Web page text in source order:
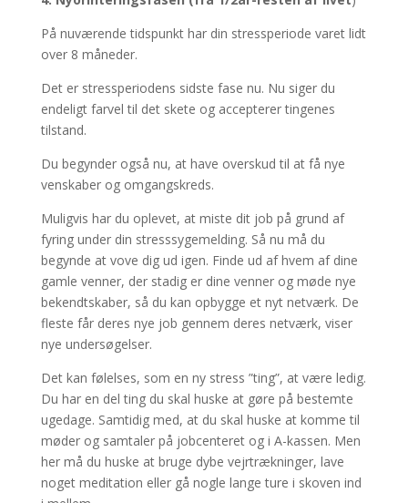
På nuværende tidspunkt har din stressperiode varet lidt
over 8 måneder.
Det er stressperiodens sidste fase nu. Nu siger du
endeligt farvel til det skete og accepterer tingenes
tilstand.
Du begynder også nu, at have overskud til at få nye
venskaber og omgangskreds.
Muligvis har du oplevet, at miste dit job på grund af
fyring under din stresssygemelding. Så nu må du
begynde at vove dig ud igen. Finde ud af hvem af dine
gamle venner, der stadig er dine venner og møde nye
bekendtskaber, så du kan opbygge et nyt netværk. De
fleste får deres nye job gennem deres netværk, viser
nye undersøgelser.
Det kan følelses, som en ny stress ”ting”, at være ledig.
Du har en del ting du skal huske at gøre på bestemte
ugedage. Samtidig med, at du skal huske at komme til
møder og samtaler på jobcenteret og i A-kassen. Men
her må du huske at bruge dybe vejrtrækninger, lave
noget meditation eller gå nogle lange ture i skoven ind